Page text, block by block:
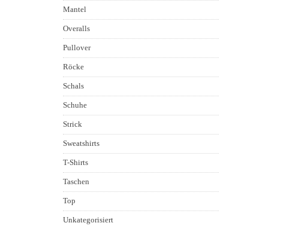
Mantel
Overalls
Pullover
Röcke
Schals
Schuhe
Strick
Sweatshirts
T-Shirts
Taschen
Top
Unkategorisiert